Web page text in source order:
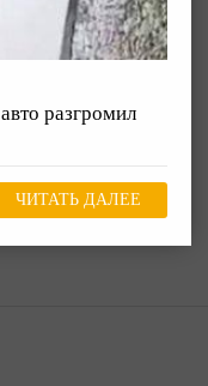
разгромил
ЧИТАТЬ ДАЛЕЕ